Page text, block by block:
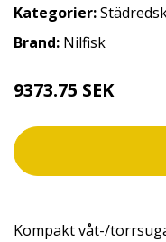
Kategorier:
Brand: Nilfisk
9373.75 SEK
Kompakt våt-/